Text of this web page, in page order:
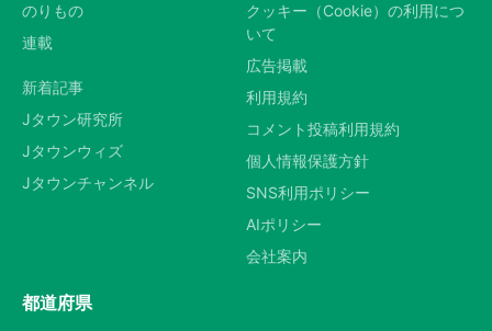
のりもの
連載
新着記事
Jタウン研究所
Jタウンウィズ
Jタウンチャンネル
クッキー（Cookie）の利用につ
いて
広告掲載
利用規約
コメント投稿利用規約
個人情報保護方針
SNS利用ポリシー
AIポリシー
会社案内
都道府県